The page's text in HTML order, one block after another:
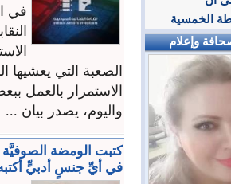
في
الصعبة التي يعشيها
الاستمرار بالعمل
واليوم، يصدر بيان ...
كتبت الومضة
في أيِّ جنسٍ أدبيٍّ
وإعلام